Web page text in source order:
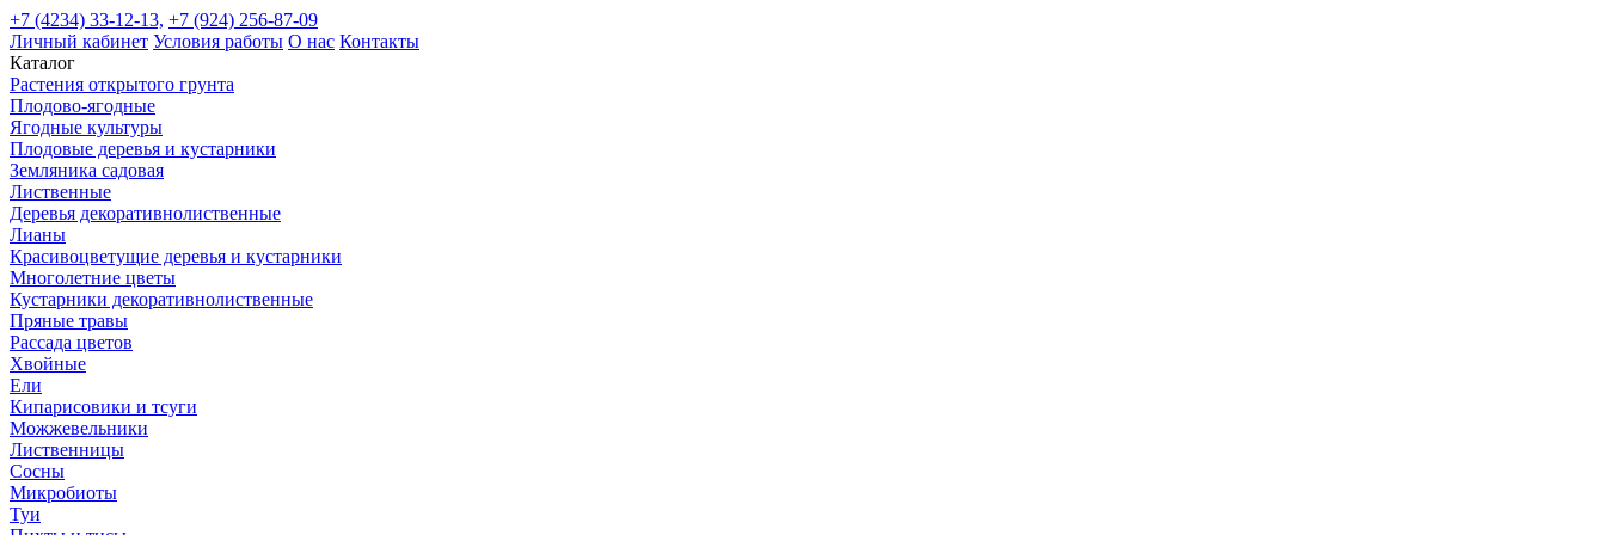
+7 (4234) 33-12-13, +7 (924) 256-87-09
Личный кабинет Условия работы О нас Контакты
Каталог
Растения открытого грунта
Плодово-ягодные
Ягодные культуры
Плодовые деревья и кустарники
Земляника садовая
Лиственные
Деревья декоративнолиственные
Лианы
Красивоцветущие деревья и кустарники
Многолетние цветы
Кустарники декоративнолиственные
Пряные травы
Рассада цветов
Хвойные
Ели
Кипарисовики и тсуги
Можжевельники
Лиственницы
Сосны
Микробиоты
Туи